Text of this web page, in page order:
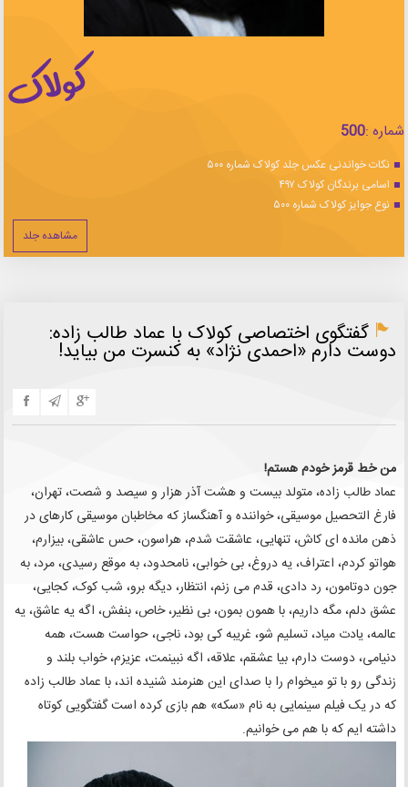
شماره :500
نکات خواندنی عکس جلد کولاک شماره ۵۰۰
اسامی برندگان کولاک ۴۹۷
نوع جوایز کولاک شماره ۵۰۰
مشاهده جلد
گفتگوی اختصاصی کولاک با عماد طالب زاده:
دوست دارم «احمدی نژاد» به کنسرت من بیاید!
من خط قرمز خودم هستم!
عماد طالب زاده، متولد بیست و هشت آذر هزار و سیصد و شصت، تهران،
فارغ التحصیل موسیقی، خواننده و آهنگساز که مخاطبان موسیقی کارهای در
ذهن مانده ای کاش، تنهایی، عاشقت شدم، هراسون، حس عاشقی، بیزارم،
هواتو کردم، اعتراف، یه دروغ، بی خوابی، نامحدود، به موقع رسیدی، مرد، به
جون دوتامون، رد دادی، قدم می زنم، انتظار، دیگه برو، شب کوک، کجایی،
عشق دلم، مگه داریم، با همون بمون، بی نظیر، خاص، بنفش، اگه یه عاشق، یه
عالمه، یادت میاد، تسلیم شو، غریبه کی بود، ناجی، حواست هست، همه
دنیامی، دوست دارم، بیا عشقم، علاقه، اگه نبینمت، عزیزم، خواب بلند و
زندگی رو با تو میخوام را با صدای این هنرمند شنیده اند، با عماد طالب زاده
که در یک فیلم سینمایی به نام «سکه» هم بازی کرده است گفتگویی کوتاه
داشته ایم که با هم می خوانیم.